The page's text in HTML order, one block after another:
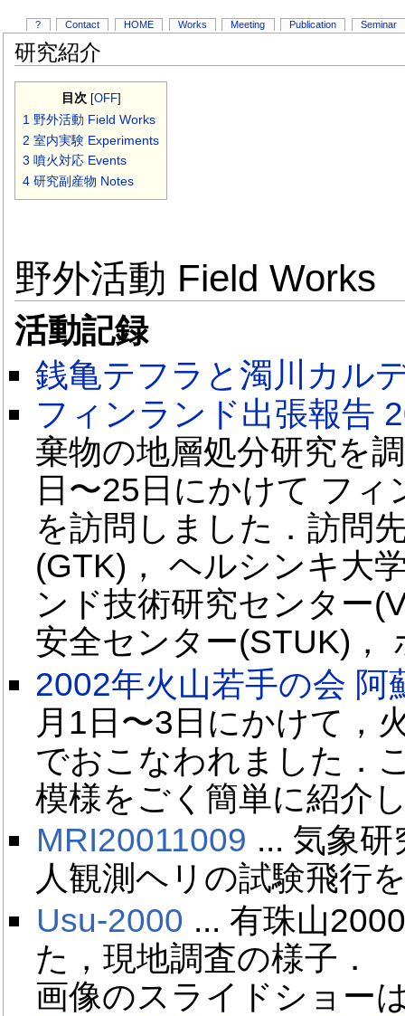
研究紹介
目次 [OFF]
1 野外活動 Field Works
2 室内実験 Experiments
3 噴火対応 Events
4 研究副産物 Notes
野外活動 Field Works
活動記録
銭亀テフラと濁川カル
フィンランド出張報告
棄物の地層処分研究を
日〜25日にかけて フ
を訪問しました．訪問
(GTK)， ヘルシンキ大
ンド技術研究センター
安全センター(STUK)，
2002年火山若手の会 阿
月1日〜3日にかけて，
でおこなわれました．
模様をごく簡単に紹介
MRI20011009 ... 気象
人観測ヘリの試験飛行
Usu-2000 ... 有珠山
た，現地調査の様子．
画像のスライドショー
? Contact HOME Works Meeting Publication Seminar